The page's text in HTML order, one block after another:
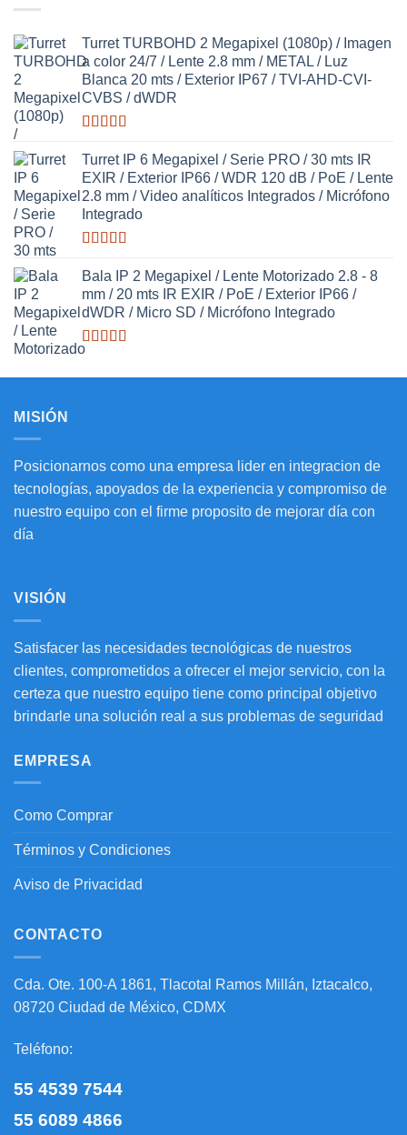
Turret TURBOHD 2 Megapixel (1080p) / Imagen
a color 24/7 / Lente 2.8 mm / METAL / Luz
Blanca 20 mts / Exterior IP67 / TVI-AHD-CVI-
CVBS / dWDR
con3.63
de 5
Turret IP 6 Megapixel / Serie PRO / 30 mts IR
EXIR / Exterior IP66 / WDR 120 dB / PoE / Lente
2.8 mm / Video analíticos Integrados / Micrófono
Integrado
con
3.27 de
5
Bala IP 2 Megapixel / Lente Motorizado 2.8 - 8
mm / 20 mts IR EXIR / PoE / Exterior IP66 /
dWDR / Micro SD / Micrófono Integrado
Valorado
MISIÓN
Posicionarnos como una empresa lider en integracion de
tecnologías, apoyados de la experiencia y compromiso de
nuestro equipo con el firme proposito de mejorar día con
día
VISIÓN
Satisfacer las necesidades tecnológicas de nuestros
clientes, comprometidos a ofrecer el mejor servicio, con la
certeza que nuestro equipo tiene como principal objetivo
brindarle una solución real a sus problemas de seguridad
EMPRESA
Como Comprar
Términos y Condiciones
Aviso de Privacidad
CONTACTO
Cda. Ote. 100-A 1861, Tlacotal Ramos Millán, Iztacalco,
08720 Ciudad de México, CDMX
Teléfono:
55 4539 7544
55 6089 4866